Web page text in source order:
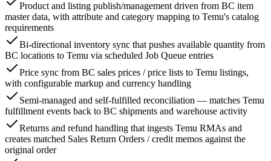
Product and listing publish/management driven from BC item
master data, with attribute and category mapping to Temu's catalog
requirements
Bi-directional inventory sync that pushes available quantity from
BC locations to Temu via scheduled Job Queue entries
Price sync from BC sales prices / price lists to Temu listings,
with configurable markup and currency handling
Semi-managed and self-fulfilled reconciliation — matches Temu
fulfillment events back to BC shipments and warehouse activity
Returns and refund handling that ingests Temu RMAs and
creates matched Sales Return Orders / credit memos against the
original order